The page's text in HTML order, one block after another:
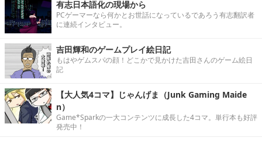
有志日本語化の現場から
PCゲーマーなら何かとお世話になっているであろう有志翻訳者
に連続インタビュー。
吉田輝和のゲームプレイ絵日記
もはやゲムスパの顔！どこかで見かけた吉田さんのゲーム絵日
記
【大人気4コマ】じゃんげま（Junk Gaming Maide
n）
Game*Sparkの一大コンテンツに成長した4コマ。単行本も好評
発売中！